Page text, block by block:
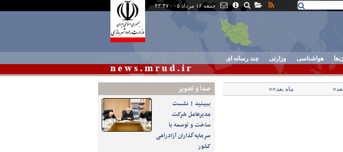
جمعه ۱۶ مرداد ۰۵ - ۲۳:۴۷
هواشناسی وزارتی چند رسانه ای
صدا و تصوير
ببینید | نشست
مدیرعامل شرکت
ساخت و توسعه با
سرمایه‌گذاران آزادراهی
کشور
ماه بعد»»